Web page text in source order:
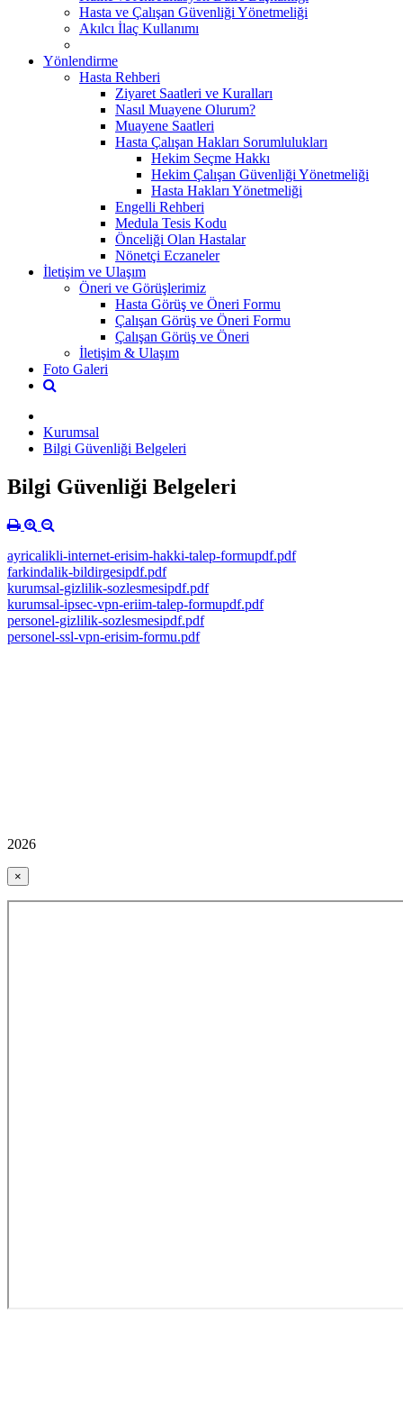
Hasta ve Çalışan Güvenliği Yönetmeliği
Akılcı İlaç Kullanımı
Yönlendirme
Hasta Rehberi
Ziyaret Saatleri ve Kuralları
Nasıl Muayene Olurum?
Muayene Saatleri
Hasta Çalışan Hakları Sorumlulukları
Hekim Seçme Hakkı
Hekim Çalışan Güvenliği Yönetmeliği
Hasta Hakları Yönetmeliği
Engelli Rehberi
Medula Tesis Kodu
Önceliği Olan Hastalar
Nönetçi Eczaneler
İletişim ve Ulaşım
Öneri ve Görüşlerimiz
Hasta Görüş ve Öneri Formu
Çalışan Görüş ve Öneri Formu
Çalışan Görüş ve Öneri
İletişim & Ulaşım
Foto Galeri
Kurumsal
Bilgi Güvenliği Belgeleri
Bilgi Güvenliği Belgeleri
ayricalikli-internet-erisim-hakki-talep-formupdf.pdf
farkindalik-bildirgesipdf.pdf
kurumsal-gizlilik-sozlesmesipdf.pdf
kurumsal-ipsec-vpn-eriim-talep-formupdf.pdf
personel-gizlilik-sozlesmesipdf.pdf
personel-ssl-vpn-erisim-formu.pdf
2026
×